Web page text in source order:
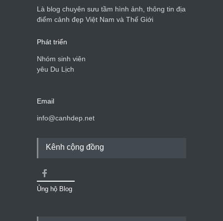
du lịch quốc gia
Cảnh đẹp Việt Nam 24/04/2020
Là blog chuyên sưu tầm hình ảnh, thông tin địa
điểm cảnh đẹp Việt Nam và Thế Giới
Phát triển
Nhóm sinh viên
yêu Du Lịch
Email
info@canhdep.net
Kênh cộng đồng
Ủng hộ Blog